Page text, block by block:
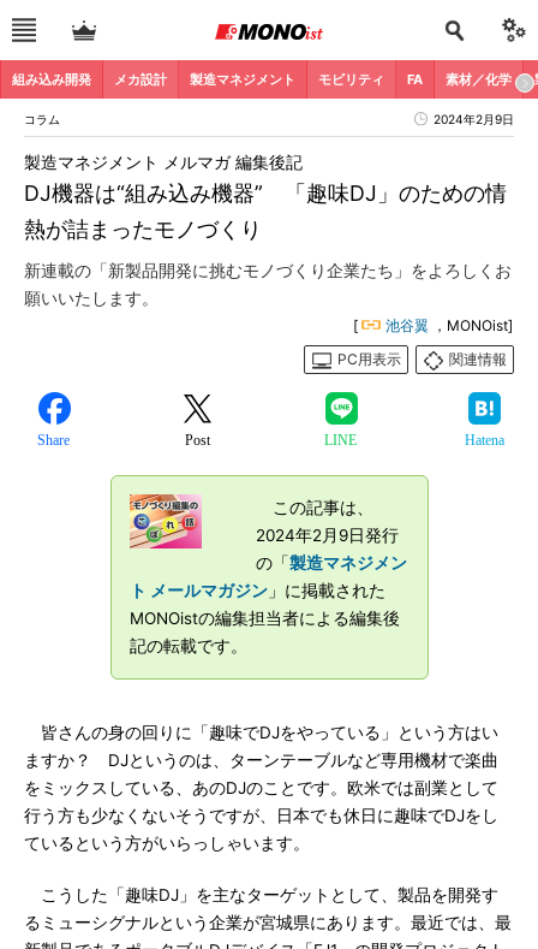
組み込み開発 メカ設計 製造マネジメント モビリティ FA 素材／化学
コラム 2024年2月9日
DJ機器は“組み込み機器” 「趣味DJ」のための情
熱が詰まったモノづくり
製造マネジメント メルマガ 編集後記
新連載の「新製品開発に挑むモノづくり企業たち」をよろしくお
願いいたします。
[ 池谷翼 ，MONOist]
PC用表示
関連情報
Share Post LINE Hatena
この記事は、
2024年2月9日発行
の「製造マネジメン
ト メールマガジン」に掲載された
MONOistの編集担当者による編集後
記の転載です。
皆さんの身の回りに「趣味でDJをやっている」という方はい
ますか？ DJというのは、ターンテーブルなど専用機材で楽曲
をミックスしている、あのDJのことです。欧米では副業として
行う方も少なくないそうですが、日本でも休日に趣味でDJをし
ているという方がいらっしゃいます。
こうした「趣味DJ」を主なターゲットとして、製品を開発す
るミューシグナルという企業が宮城県にあります。最近では、最